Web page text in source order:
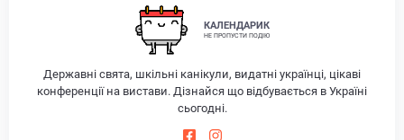
КАЛЕНДАРИК
НЕ ПРОПУСТИ ПОДІЮ
Державні свята, шкільні канікули, видатні українці, цікаві
конференції на вистави. Дізнайся що відбувається в Україні
сьогодні.